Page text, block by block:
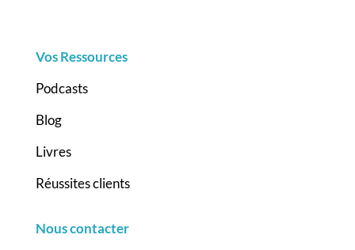
Vos Ressources
Podcasts
Blog
Livres
Réussites clients
Nous contacter